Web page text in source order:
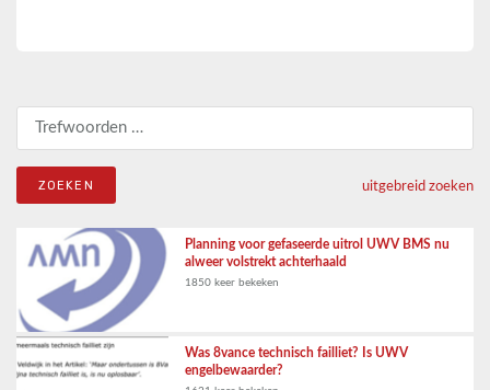
Zoeken naar:
uitgebreid zoeken
Planning voor gefaseerde uitrol UWV BMS nu
alweer volstrekt achterhaald
1850 keer bekeken
Was 8vance technisch failliet? Is UWV
engelbewaarder?